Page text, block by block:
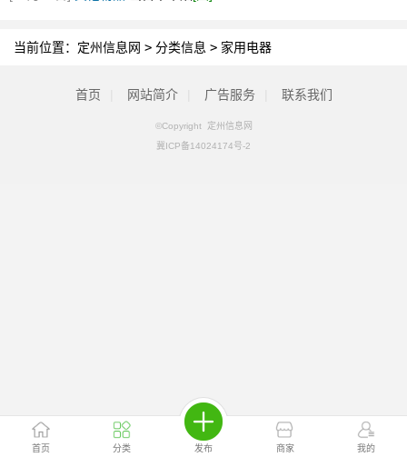
首页 分类 发布 商家 我的
当前位置： 定州信息网 > 分类信息 > 家用电器
首页 网站简介 广告服务 联系我们
©Copyright 定州信息网
冀ICP备14024174号-2